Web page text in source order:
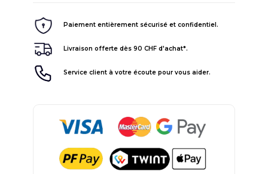
Paiement entièrement sécurisé et confidentiel.
Livraison offerte dès 90 CHF d'achat*.
Service client à votre écoute pour vous aider.